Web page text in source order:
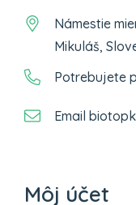
Námestie
Mikuláš,
Potrebujete
Email
Môj účet